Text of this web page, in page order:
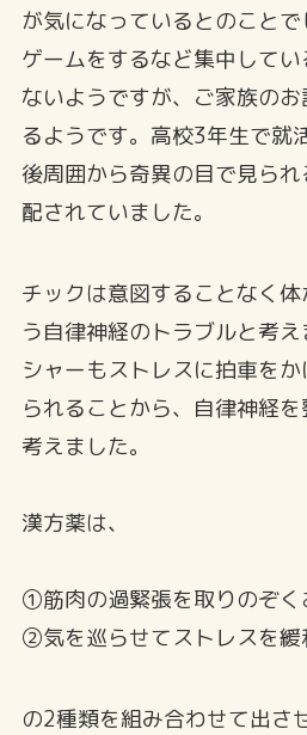
が気になっているとのことで
ゲームをするなど集中して
ないようですが、ご家族の
るようです。高校3年生で就
後周囲から奇異の目で見ら
配されていました。
チックは意図することなく
う自律神経のトラブルと考
シャーもストレスに拍車を
られることから、自律神経
考えました。
漢方薬は、
①筋肉の過緊張を取りのぞく
②気を巡らせてストレスを緩
の2種類を組み合わせて出さ